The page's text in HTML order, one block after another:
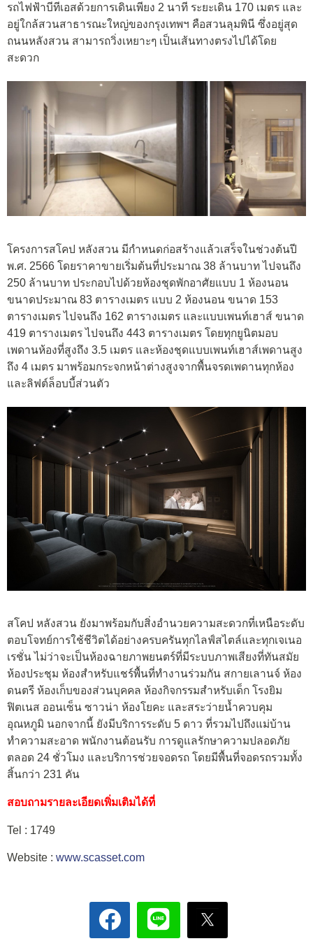
รถไฟฟ้าบีทีเอสด้วยการเดินเพียง 2 นาที ระยะเดิน 170 เมตร และ
อยู่ใกล้สวนสาธารณะใหญ่ของกรุงเทพฯ คือสวนลุมพินี ซึ่งอยู่สุด
ถนนหลังสวน สามารถวิ่งเหยาะๆ เป็นเส้นทางตรงไปได้โดย
สะดวก
โครงการสโคป หลังสวน มีกำหนดก่อสร้างแล้วเสร็จในช่วงต้นปี
พ.ศ. 2566 โดยราคาขายเริ่มต้นที่ประมาณ 38 ล้านบาท ไปจนถึง
250 ล้านบาท ประกอบไปด้วยห้องชุดพักอาศัยแบบ 1 ห้องนอน
ขนาดประมาณ 83 ตารางเมตร แบบ 2 ห้องนอน ขนาด 153
ตารางเมตร ไปจนถึง 162 ตารางเมตร และแบบเพนท์เฮาส์ ขนาด
419 ตารางเมตร ไปจนถึง 443 ตารางเมตร โดยทุกยูนิตมอบ
เพดานห้องที่สูงถึง 3.5 เมตร และห้องชุดแบบเพนท์เฮาส์เพดานสูง
ถึง 4 เมตร มาพร้อมกระจกหน้าต่างสูงจากพื้นจรดเพดานทุกห้อง
และลิฟต์ล็อบบี้ส่วนตัว
สโคป หลังสวน ยังมาพร้อมกับสิ่งอำนวยความสะดวกที่เหนือระดับ
ตอบโจทย์การใช้ชีวิตได้อย่างครบครันทุกไลฟ์สไตล์และทุกเจเนอ
เรชั่น ไม่ว่าจะเป็นห้องฉายภาพยนตร์ที่มีระบบภาพเสียงที่ทันสมัย
ห้องประชุม ห้องสำหรับแชร์พื้นที่ทำงานร่วมกัน สกายเลานจ์ ห้อง
ดนตรี ห้องเก็บของส่วนบุคคล ห้องกิจกรรมสำหรับเด็ก โรงยิม
ฟิตเนส ออนเซ็น ซาวน่า ห้องโยคะ และสระว่ายน้ำควบคุม
อุณหภูมิ นอกจากนี้ ยังมีบริการระดับ 5 ดาว ที่รวมไปถึงแม่บ้าน
ทำความสะอาด พนักงานต้อนรับ การดูแลรักษาความปลอดภัย
ตลอด 24 ชั่วโมง และบริการช่วยจอดรถ โดยมีพื้นที่จอดรถรวมทั้ง
สิ้นกว่า 231 คัน
สอบถามรายละเอียดเพิ่มเติมได้ที่
Tel : 1749
Website : www.scasset.com